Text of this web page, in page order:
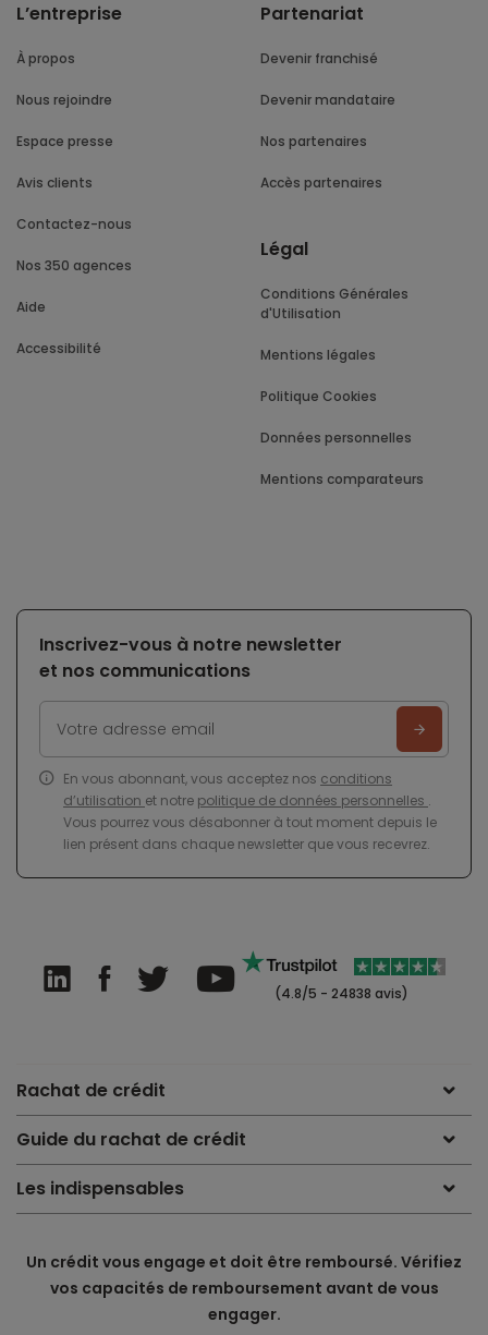
L’entreprise
À propos
Nous rejoindre
Espace presse
Avis clients
Contactez-nous
Nos 350 agences
Aide
Accessibilité
Partenariat
Devenir franchisé
Devenir mandataire
Nos partenaires
Accès partenaires
Légal
Conditions Générales
d'Utilisation
Mentions légales
Politique Cookies
Données personnelles
Mentions comparateurs
Inscrivez-vous à notre newsletter
et nos communications
En vous abonnant, vous acceptez nos conditions
d’utilisation et notre politique de données personnelles .
Vous pourrez vous désabonner à tout moment depuis le
lien présent dans chaque newsletter que vous recevrez.
(4.8/5 - 24838 avis)
Rachat de crédit
Guide du rachat de crédit
Les indispensables
Un crédit vous engage et doit être remboursé. Vérifiez
vos capacités de remboursement avant de vous
engager.